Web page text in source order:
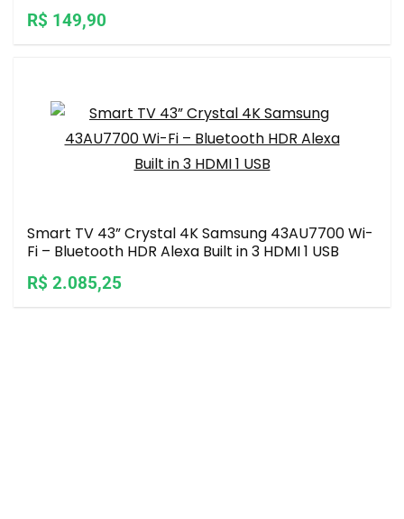
R$ 149,90
Smart TV 43” Crystal 4K Samsung 43AU7700 Wi-
Fi – Bluetooth HDR Alexa Built in 3 HDMI 1 USB
R$ 2.085,25